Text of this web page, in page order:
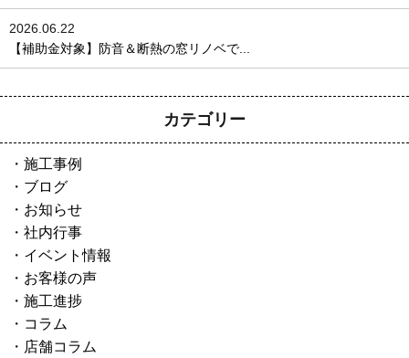
2026.06.22
【補助金対象】防音＆断熱の窓リノベで...
カテゴリー
施工事例
ブログ
お知らせ
社内行事
イベント情報
お客様の声
施工進捗
コラム
店舗コラム